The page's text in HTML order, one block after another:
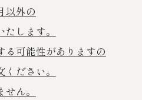
以外の
します。
る可能性がありますの
ださい。
ん。